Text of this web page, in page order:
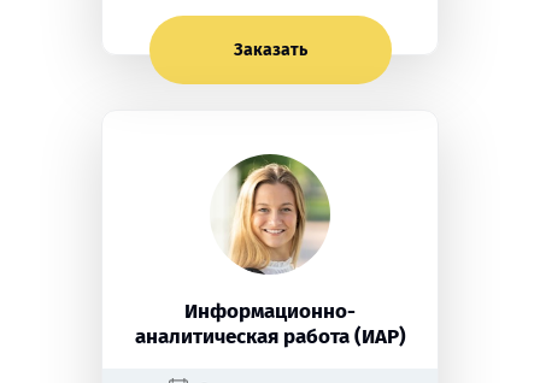
Заказать
Информационно-
аналитическая работа (ИАР)